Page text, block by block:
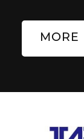
MORE